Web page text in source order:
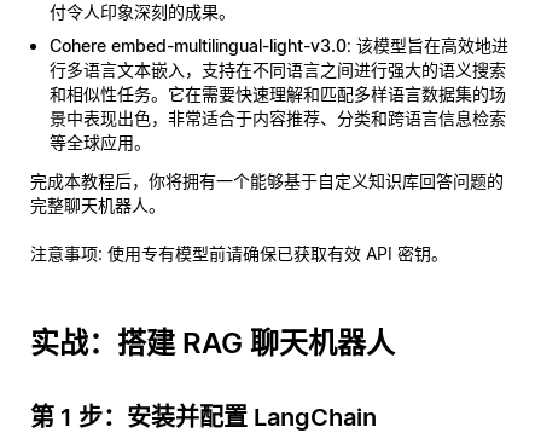
付令人印象深刻的成果。
Cohere embed-multilingual-light-v3.0: 该模型旨在高效地进
行多语言文本嵌入，支持在不同语言之间进行强大的语义搜索
和相似性任务。它在需要快速理解和匹配多样语言数据集的场
景中表现出色，非常适合于内容推荐、分类和跨语言信息检索
等全球应用。
完成本教程后，你将拥有一个能够基于自定义知识库回答问题的
完整聊天机器人。
注意事项: 使用专有模型前请确保已获取有效 API 密钥。
实战：搭建 RAG 聊天机器人
第 1 步：安装并配置 LangChain